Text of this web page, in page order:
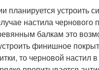
планируется устроить
настила чернового
балкам это
финишное
то черновой настил в